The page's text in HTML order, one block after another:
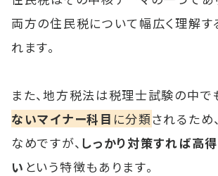
両方の住民税について幅広く理解す
れます。
また、地方税法は税理士試験の中で
ないマイナー科目 に分類されるため
なめですが、 しっかり対策すれば高
い という特徴もあります。